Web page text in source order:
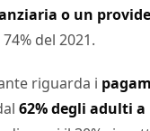
o un
del 2021.
riguarda i
62% degli adulti